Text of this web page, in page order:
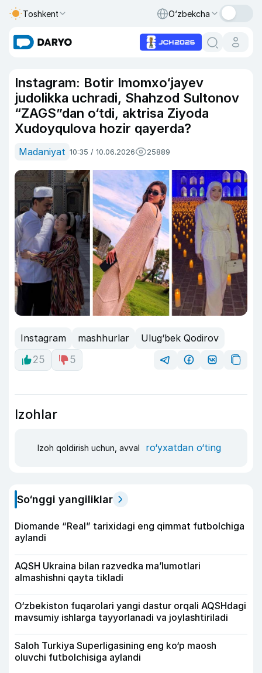
Toshkent O‘zbekcha
Instagram: Botir Imomxo‘jayev
judolikka uchradi, Shahzod Sultonov
“ZAGS”dan o‘tdi, aktrisa Ziyoda
Xudoyqulova hozir qayerda?
Madaniyat 10:35 / 10.06.2026 25889
Instagram mashhurlar
Ulug‘bek Qodirov
25
5
Izohlar
Izoh qoldirish uchun, avval ro‘yxatdan o‘ting
So‘nggi yangiliklar
Diomande “Real” tarixidagi eng qimmat futbolchiga
aylandi
AQSH Ukraina bilan razvedka ma’lumotlari
almashishni qayta tikladi
O‘zbekiston fuqarolari yangi dastur orqali AQSHdagi
mavsumiy ishlarga tayyorlanadi va joylashtiriladi
Saloh Turkiya Superligasining eng ko‘p maosh
oluvchi futbolchisiga aylandi